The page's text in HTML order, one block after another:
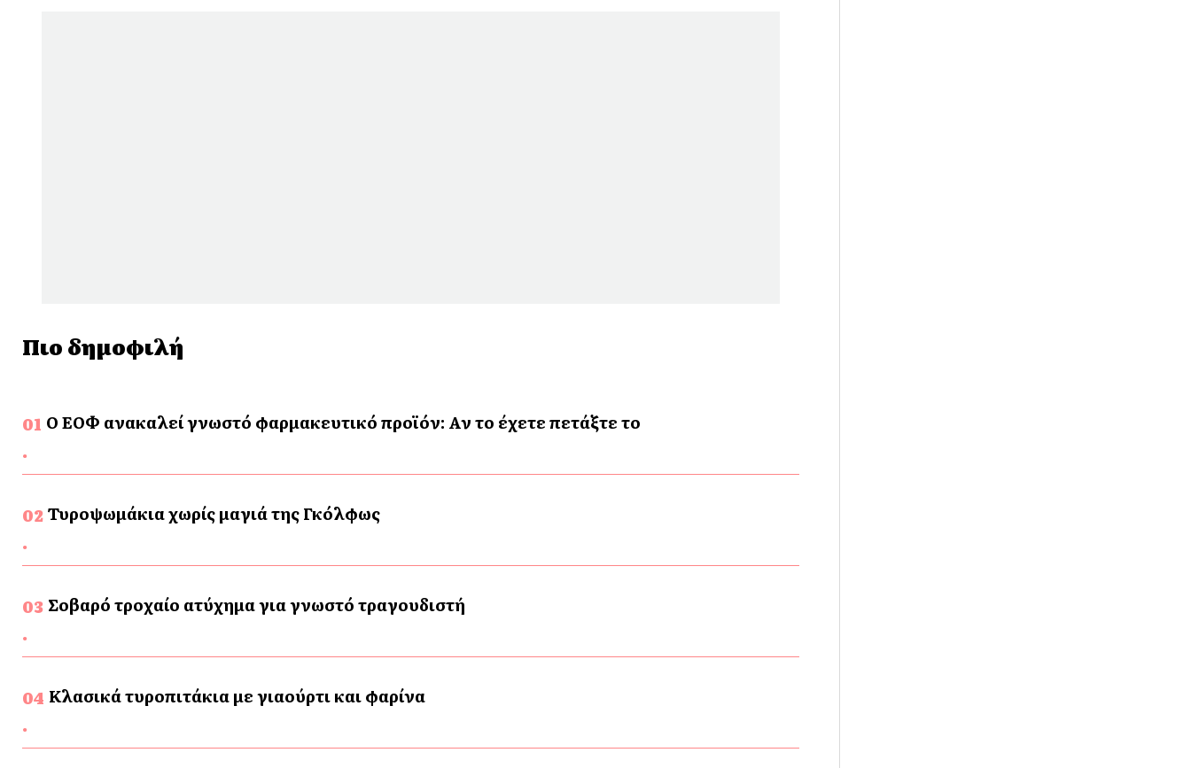
Πιο δημοφιλή
Ο ΕΟΦ ανακαλεί γνωστό φαρμακευτικό προϊόν: Αν το έχετε πετάξτε το
Τυροψωμάκια χωρίς μαγιά της Γκόλφως
Σοβαρό τροχαίο ατύχημα για γνωστό τραγουδιστή
Κλασικά τυροπιτάκια με γιαούρτι και φαρίνα